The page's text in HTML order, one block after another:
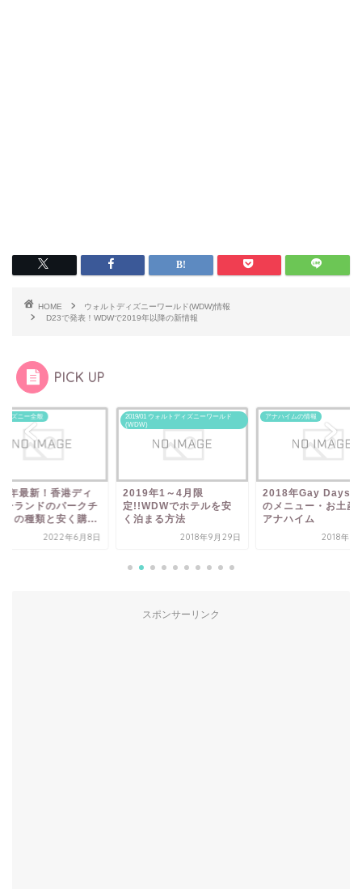
HOME
ウォルトディズニーワールド(WDW)情報
D23で発表！WDWで2019年以降の新情報
PICK UP
ィズニー全般
年最新！香港ディ
ーランドのパークチ
トの種類と安く購...
2022年6月8日
2019/01 ウォルトディズニーワールド
(WDW)
2019年1～4月限
定!!WDWでホテルを安
く泊まる方法
2018年9月29日
アナハイムの情報
2018年Gay Days限
のメニュー・お土産
アナハイム
2018年10
スポンサーリンク